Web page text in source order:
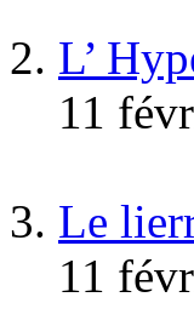
L’
11
Le
11